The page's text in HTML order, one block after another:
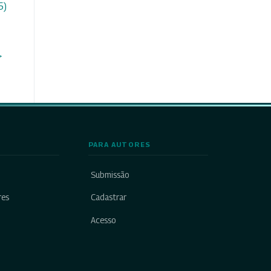
PARA AUTORES
Submissão
Cadastrar
Acesso